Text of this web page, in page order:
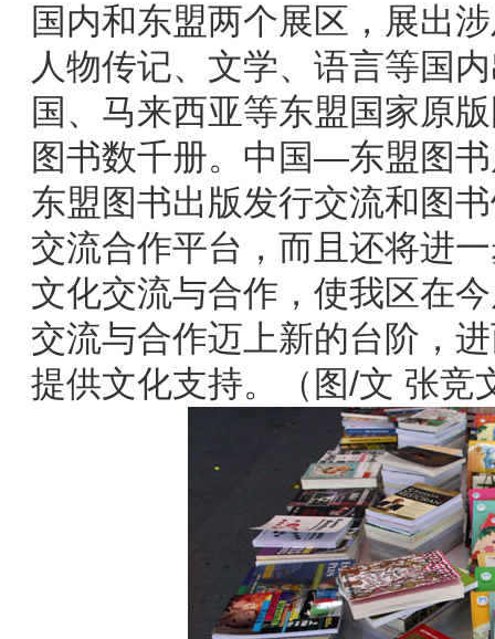
国内和东盟两个展区，展出
人物传记、文学、语言等国
国、马来西亚等东盟国家原
图书数千册。中国—东盟图
东盟图书出版发行交流和图
交流合作平台，而且还将进
文化交流与合作，使我区在
交流与合作迈上新的台阶，
提供文化支持。（图/文 张竞